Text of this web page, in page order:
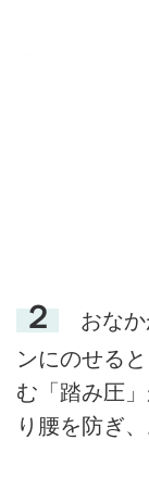
２
おなか
ンにのせる
む「踏み圧
り腰を防ぎ